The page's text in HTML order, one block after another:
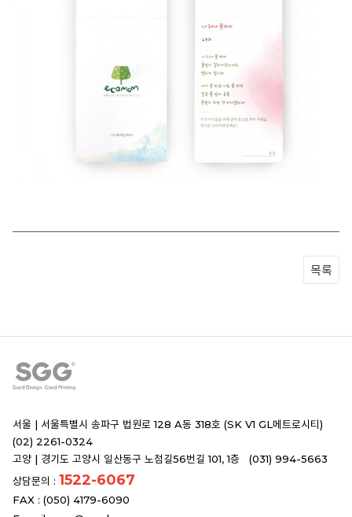
목록
서울 | 서울특별시 송파구 법원로 128 A동 318호 (SK V1 GL메트로시티)
(02) 2261-0324
고양 | 경기도 고양시 일산동구 노첨길56번길 101, 1층 (031) 994-5663
상담문의 : 1522-6067
FAX : (050) 4179-6090